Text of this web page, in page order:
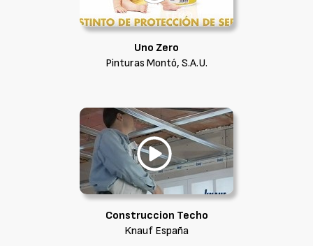
Uno Zero
Pinturas Montó, S.A.U.
Construccion Techo
Knauf España